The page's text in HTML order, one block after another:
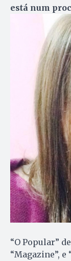
está num
“O Popular”
“Magazine”, e